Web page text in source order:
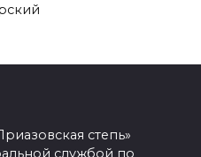
степь»
службой по